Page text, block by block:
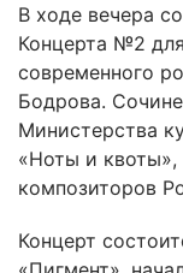
В ходе вечера
Концерта №2
современного
Бодрова.
Министерства
«Ноты и
композиторов
Концерт